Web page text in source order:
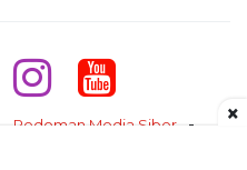
Pedoman Media Siber
×